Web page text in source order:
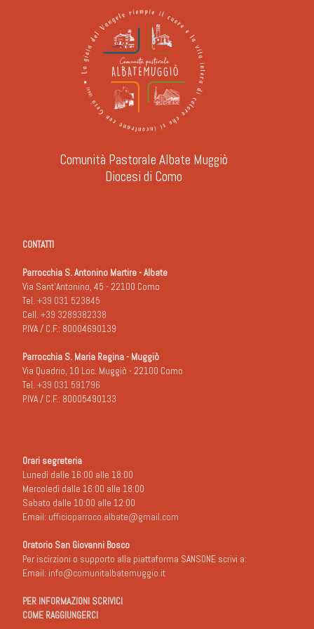
Comunità Pastorale Albate Muggiò
Diocesi di Como
CONTATTI
Parrocchia S. Antonino Martire - Albate
Via Sant'Antonino, 45 - 22100 Como
Tel. +39 031 523845
Cell. +39 3289382338
P.IVA / C.F.: 80004690139
Parrocchia S. Maria Regina - Muggiò
Via Quadrio, 10 Loc. Muggiò - 22100 Como
Tel. +39 031 591796
P.IVA / C.F.: 80005490133
Orari segreteria
Lunedì dalle 16:00 alle 18:00
Mercoledì dalle 16:00 alle 18:00
Sabato dalle 10:00 alle 12:00
Email: ufficioparroco.albate@gmail.com
Oratorio San Giovanni Bosco
Per iscirzioni o supporto alla piattaforma SANSONE scrivi a:
Email: info@comunitalbatemuggio.it
PER INFORMAZIONI SCRIVICI
COME RAGGIUNGERCI